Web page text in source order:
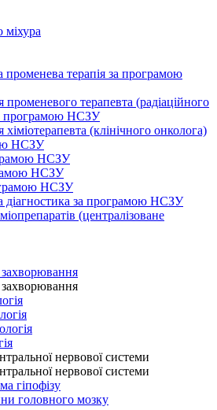
міхура
променева терапія за програмою
променевого терапевта (радіаційного
програмою НСЗУ
хіміотерапевта (клінічного онколога)
НСЗУ
НСЗУ
НСЗУ
НСЗУ
діагностика за програмою НСЗУ
(централізоване
захворювання
захворювання
нервової системи
нервової системи
гіпофізу
головного мозку